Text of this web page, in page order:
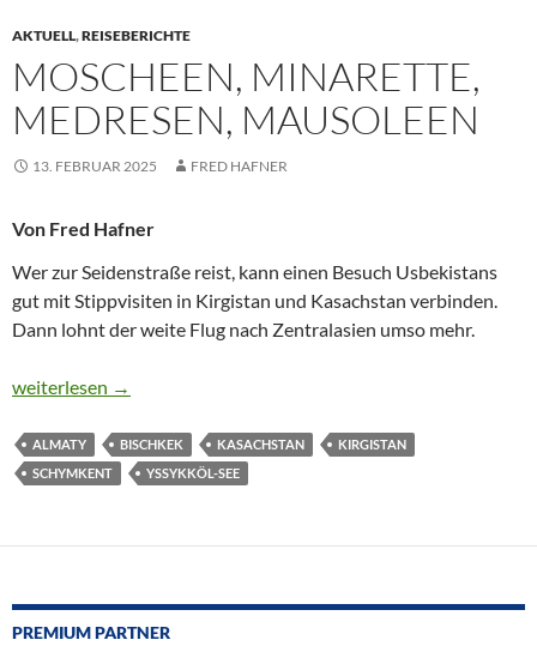
AKTUELL,REISEBERICHTE
MOSCHEEN, MINARETTE,
MEDRESEN, MAUSOLEEN
13. FEBRUAR 2025 FRED HAFNER
Von Fred Hafner
Wer zur Seidenstraße reist, kann einen Besuch Usbekistans
gut mit Stippvisiten in Kirgistan und Kasachstan verbinden.
Dann lohnt der weite Flug nach Zentralasien umso mehr.
MOSCHEEN, MINARETTE, MEDRESEN, MAUSOLEEN
weiterlesen →
ALMATY BISCHKEK KASACHSTAN
KIRGISTAN
SCHYMKENT
YSSYKKÖL-SEE
PREMIUM PARTNER